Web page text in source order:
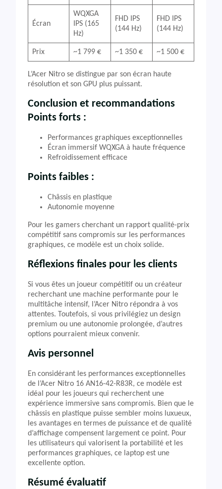
Écran
WQXGA
IPS (165
Hz)
FHD IPS
(144 Hz)
FHD IPS
(144 Hz)
Prix ~1 799 € ~1 350 € ~1 500 €
L’Acer Nitro se distingue par son écran haute
résolution et son GPU plus puissant.
Conclusion et recommandations
Points forts :
Performances graphiques exceptionnelles
Écran immersif WQXGA à haute fréquence
Refroidissement efficace
Points faibles :
Châssis en plastique
Autonomie moyenne
Pour les gamers cherchant un rapport qualité-prix
compétitif sans compromis sur les performances
graphiques, ce modèle est un choix solide.
Réflexions finales pour les clients
Si vous êtes un joueur compétitif ou un créateur
recherchant une machine performante pour le
multitâche intensif, l’Acer Nitro répondra à vos
attentes. Toutefois, si vous privilégiez un design
premium ou une autonomie prolongée, d’autres
options pourraient mieux convenir.
Avis personnel
En considérant les performances exceptionnelles
de l’Acer Nitro 16 AN16-42-R83R, ce modèle est
idéal pour les joueurs qui recherchent une
expérience immersive sans compromis. Bien que le
châssis en plastique puisse sembler moins luxueux,
les avantages en termes de puissance et de qualité
d’affichage compensent largement ce point. Pour
les utilisateurs qui valorisent la portabilité et les
performances graphiques, ce laptop est une
excellente option.
Résumé évaluatif